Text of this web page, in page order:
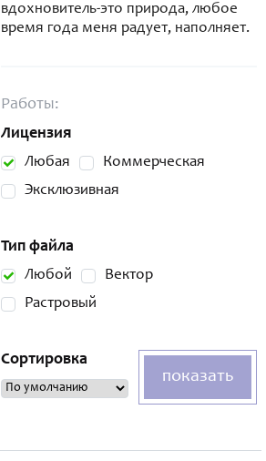
вдохновитель-это природа, любое
время года меня радует, наполняет.
Работы:
Лицензия
Любая
Коммерческая
Эксклюзивная
Тип файла
Любой
Вектор
Растровый
Сортировка
показать